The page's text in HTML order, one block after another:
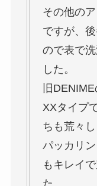
その他の
ですが、
ので表で
した。
旧
XXタイプ
ちも荒々
パッカリ
もキレイ